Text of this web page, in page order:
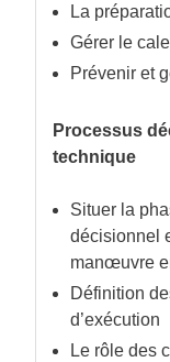
La
Gérer le
Prévenir et
Processus
technique
Situer la
décisionnel
manœuvre
Définition
d’exécution
Le rôle des